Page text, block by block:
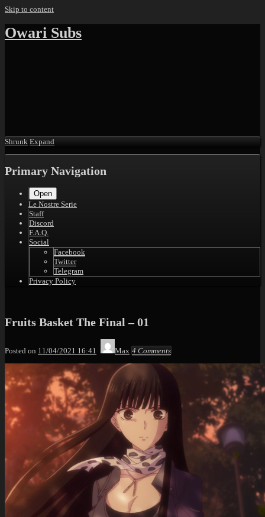
Skip to content
Owari Subs
Shrunk Expand
Primary Navigation
Open
Le Nostre Serie
Staff
Discord
F.A.Q.
Social
Facebook
Twitter
Telegram
Privacy Policy
Fruits Basket The Final – 01
Posted on 11/04/2021 16:41 Max 4 Comments